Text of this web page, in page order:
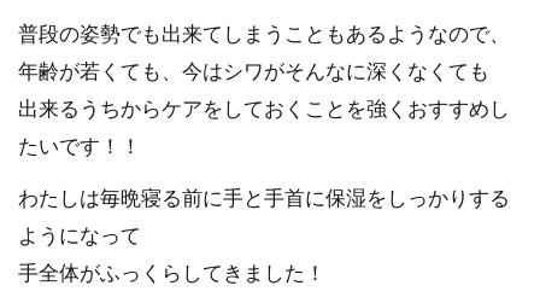
普段の姿勢でも出来てしまうこともあるようなので、
年齢が若くても、今はシワがそんなに深くなくても
出来るうちからケアをしておくことを強くおすすめし
たいです！！
わたしは毎晩寝る前に手と手首に保湿をしっかりする
ようになって
手全体がふっくらしてきました！